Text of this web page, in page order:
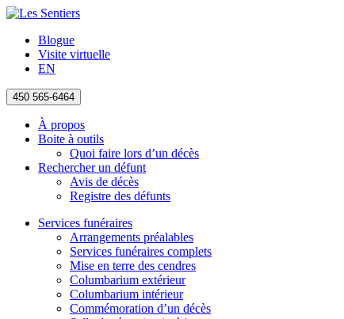
Blogue
Visite virtuelle
EN
450 565-6464
À propos
Boite à outils
Quoi faire lors d’un décès
Rechercher un défunt
Avis de décès
Registre des défunts
Services funéraires
Arrangements préalables
Services funéraires complets
Mise en terre des cendres
Columbarium extérieur
Columbarium intérieur
Commémoration d’un décès